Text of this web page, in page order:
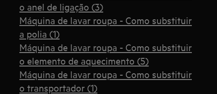
o anel de ligação (3)
Máquina de lavar roupa - Como substituir
a polia (1)
Máquina de lavar roupa - Como substituir
o elemento de aquecimento (5)
Máquina de lavar roupa - Como substituir
o transportador (1)